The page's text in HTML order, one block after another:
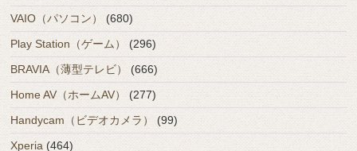
VAIO（パソコン）
(680)
Play Station（ゲーム）
(296)
BRAVIA（薄型テレビ）
(666)
Home AV（ホームAV）(277)
Handycam（ビデオカメラ）
(99)
Xperia (464)